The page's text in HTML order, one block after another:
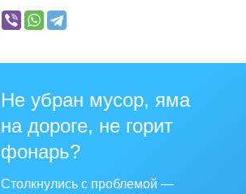
Не убран мусор, яма
на дороге, не горит
фонарь?
Столкнулись с проблемой —